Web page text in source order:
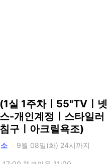
실 1주차ㅣ55"TVㅣ넷
-개인계정ㅣ스타일러ㅣ
구ㅣ아크릴욕조)
9월 08일(화) 24시까지